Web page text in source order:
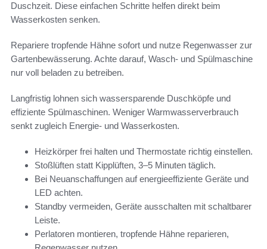
Duschzeit. Diese einfachen Schritte helfen direkt beim
Wasserkosten senken.
Repariere tropfende Hähne sofort und nutze Regenwasser zur
Gartenbewässerung. Achte darauf, Wasch- und Spülmaschine
nur voll beladen zu betreiben.
Langfristig lohnen sich wassersparende Duschköpfe und
effiziente Spülmaschinen. Weniger Warmwasserverbrauch
senkt zugleich Energie- und Wasserkosten.
Heizkörper frei halten und Thermostate richtig einstellen.
Stoßlüften statt Kipplüften, 3–5 Minuten täglich.
Bei Neuanschaffungen auf energieeffiziente Geräte und
LED achten.
Standby vermeiden, Geräte ausschalten mit schaltbarer
Leiste.
Perlatoren montieren, tropfende Hähne reparieren,